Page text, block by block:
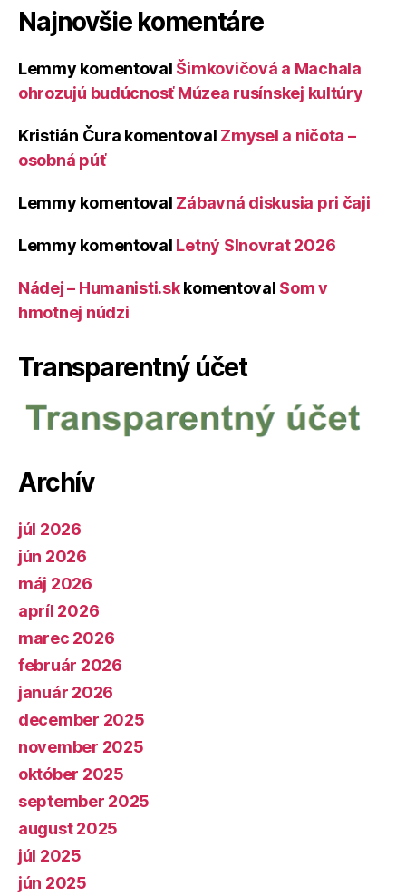
Najnovšie komentáre
Lemmy komentoval Šimkovičová a Machala
ohrozujú budúcnosť Múzea rusínskej kultúry
Kristián Čura komentoval Zmysel a ničota –
osobná púť
Lemmy komentoval Zábavná diskusia pri čaji
Lemmy komentoval Letný Slnovrat 2026
Nádej – Humanisti.skkomentoval Som v
hmotnej núdzi
Transparentný účet
Archív
júl 2026
jún 2026
máj 2026
apríl 2026
marec 2026
február 2026
január 2026
december 2025
november 2025
október 2025
september 2025
august 2025
júl 2025
jún 2025